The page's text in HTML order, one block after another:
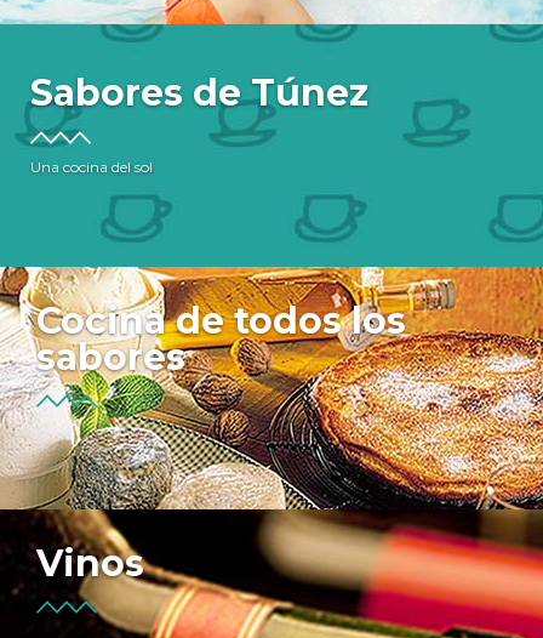
Sabores de Túnez
Una cocina del sol
Cocina de todos los
sabores
Vinos